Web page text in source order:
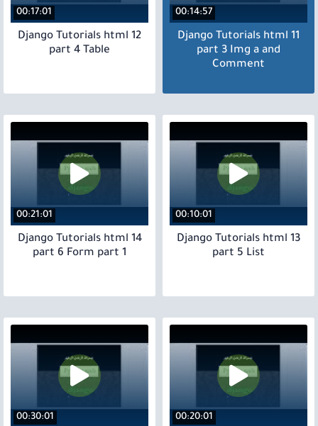
00:14:57
11 Django Tutorials html
part 3 Img a and
Comment
00:17:01
12 Django Tutorials html
part 4 Table
00:10:01
13 Django Tutorials html
part 5 List
00:21:01
14 Django Tutorials html
part 6 Form part 1
00:20:01
00:30:01